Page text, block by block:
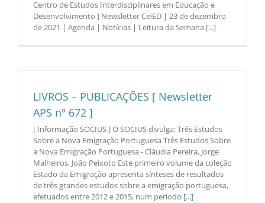
Centro de Estudos Interdisciplinares em Educação e
Desenvolvimento ] Newsletter CeiED | 23 de dezembro
de 2021 | Agenda | Notícias | Leitura da Semana [...]
LIVROS – PUBLICAÇÕES [ Newsletter
APS nº 672 ]
[ Informação SOCIUS ] O SOCIUS divulga: Três Estudos
Sobre a Nova Emigração Portuguesa Três Estudos Sobre
a Nova Emigração Portuguesa - Cláudia Pereira, Jorge
Malheiros, João Peixoto Este primeiro volume da coleção
Estado da Emigração apresenta sínteses de resultados
de três grandes estudos sobre a emigração portuguesa,
efetuados entre 2012 e 2015, num período [...]